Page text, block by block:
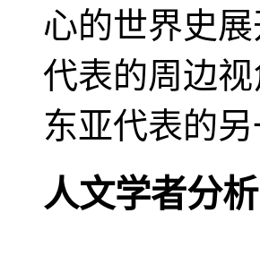
心的世界史
代表的周边
东亚代表的
人文学者分